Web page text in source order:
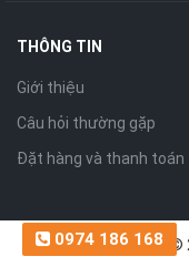
THÔNG TIN
Giới thiệu
Câu hỏi thường gặp
Đặt hàng và thanh toán
Bản quyền ©
0974 186 168